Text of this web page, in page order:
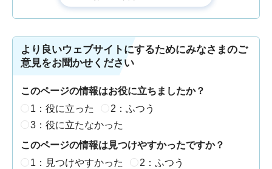
より良いウェブサイトにするためにみなさまのご
意見をお聞かせください
このページの情報はお役に立ちましたか？
1：役に立った
2：ふつう
3：役に立たなかった
このページの情報は見つけやすかったですか？
1：見つけやすかった
2：ふつう